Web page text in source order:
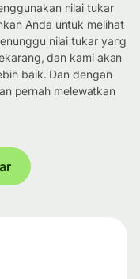
nilai tukar
Anda untuk melihat
nilai tukar yang
dan kami akan
baik. Dan dengan
pernah melewatkan